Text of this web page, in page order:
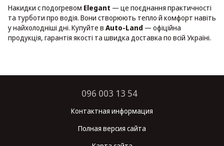
Накидки с подогревом Elegant — це поєднання практичності
та турботи про водія. Вони створюють тепло й комфорт навіть
у найхолодніші дні. Купуйте в Auto-Land — офіційна
продукція, гарантія якості та швидка доставка по всій Україні.
096 003 13 54
Контактная информация
Полная версия сайта